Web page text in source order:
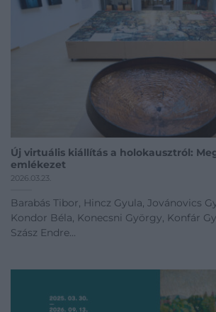
Új virtuális kiállítás a holokausztról:
emlékezet
2026.03.23.
Barabás Tibor, Hincz Gyula, Jovánovics
Kondor Béla, Konecsni György, Konfár
Szász Endre